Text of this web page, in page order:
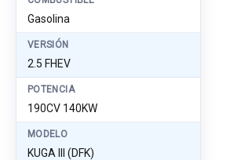
Gasolina
VERSIÓN
2.5 FHEV
POTENCIA
190CV 140KW
MODELO
KUGA III (DFK)